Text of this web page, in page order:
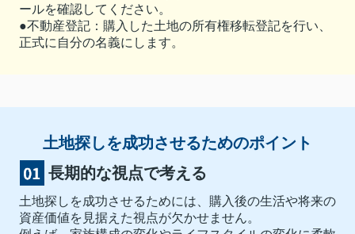
ールを確認してください。
●不動産登記：購入した土地の所有権移転登記を行い、
正式に自分の名義にします。
土地探しを成功させるためのポイント
長期的な視点で考える
土地探しを成功させるためには、購入後の生活や将来の
資産価値を見据えた視点が欠かせません。